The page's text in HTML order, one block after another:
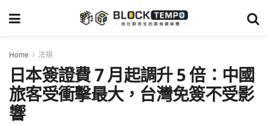
Home 法規
日本簽證費 7 月起調升 5 倍：中國
旅客受衝擊最大，台灣免簽不受影
響